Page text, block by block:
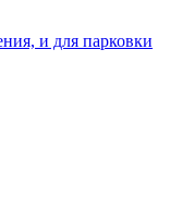
и для парковки